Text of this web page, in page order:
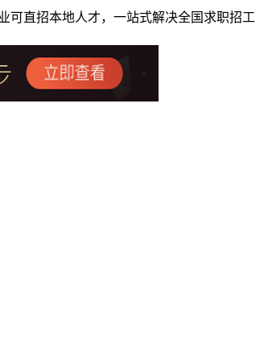
可直招本地人才，一站式解决全国求职招工